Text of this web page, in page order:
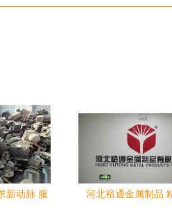
新动脉 服
河北裕通金属制品